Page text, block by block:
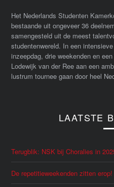
Het Nederlands Studenten
bestaande uit ongeveer 36
samengesteld uit de meest
studentenwereld. In een
inzeepdag, drie weekenden en
Lodewijk van der Ree aan een
lustrum tournee gaan door heel
LAATSTE
Terugblik: NSK bij Choralies in
De repetitieweekenden zitten erop!